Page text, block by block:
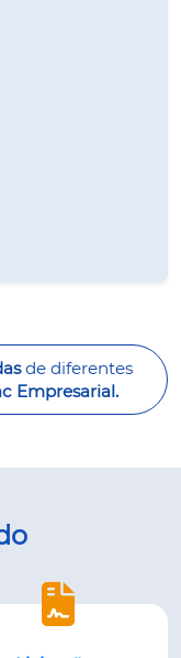
de diferentes
Empresarial.